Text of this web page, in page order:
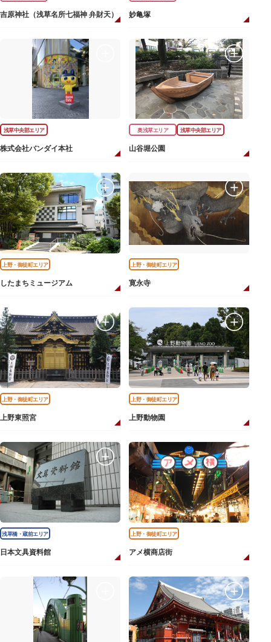
吉原神社（浅草名所七福神 弁財天） 妙亀塚
浅草中央部エリア
株式会社バンダイ本社
奥浅草エリア 浅草中央部エリア
山谷堀公園
上野・御徒町エリア
したまちミュージアム
上野・御徒町エリア
寛永寺
上野・御徒町エリア
上野東照宮
上野・御徒町エリア
上野動物園
浅草橋・蔵前エリア
日本文具資料館
上野・御徒町エリア
アメ横商店街